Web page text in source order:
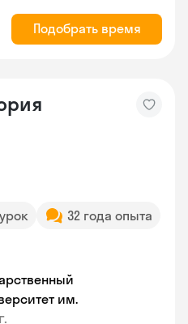
Подобрать время
32 года опыта
им.